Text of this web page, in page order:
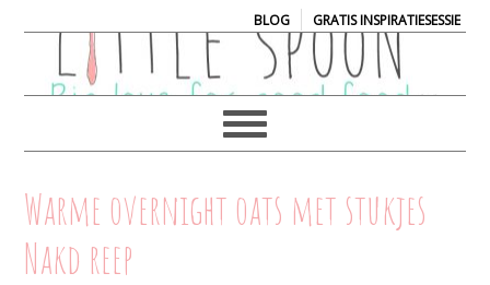
BLOG| GRATIS INSPIRATIESESSIE
Warme overnight oats met stukjes
Nakd reep